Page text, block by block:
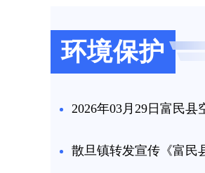
环境保护
2026年03月29日富民县
散旦镇转发宣传《富民